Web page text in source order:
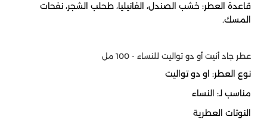
قاعدة العطر: خشب الصندل، الفانيليا، طحلب الشجر، نفحات
المسك.
عطر جاد أنيت أو دو تواليت للنساء - 100 مل
نوع العطر: او دو تواليت
مناسب لـ: النساء
النوتات العطرية